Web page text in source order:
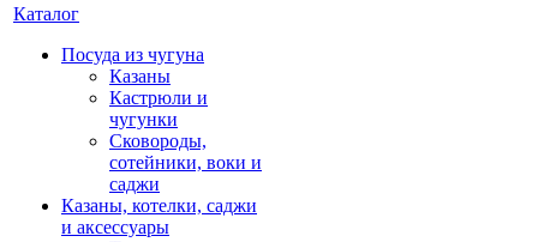
Каталог
Посуда из чугуна
Казаны
Кастрюли и
чугунки
Сковороды,
сотейники, воки и
саджи
Казаны, котелки, саджи
и аксессуары